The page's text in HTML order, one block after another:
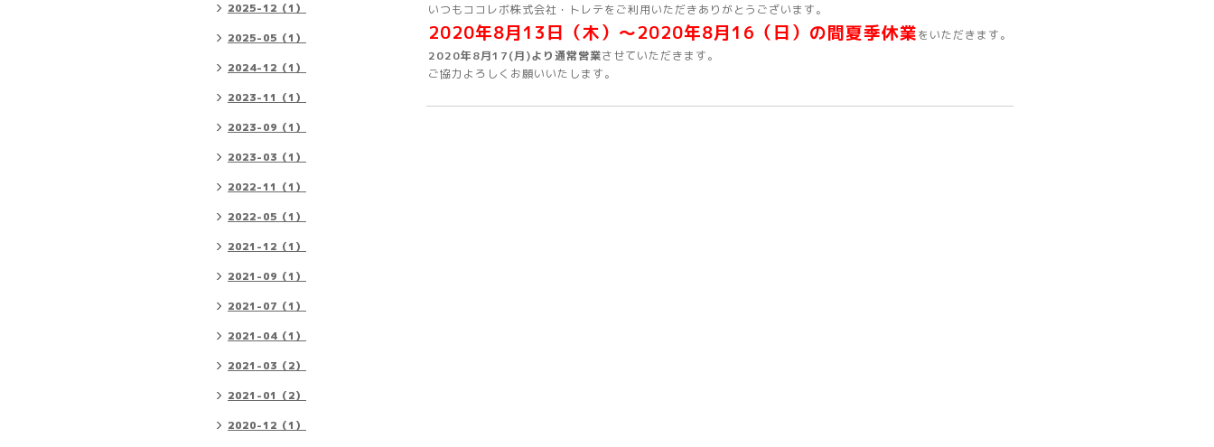
いつもココレボ株式会社・トレテをご利用いただきありがとうございます。
2020年8月13日（木）～2020年8月16（日）の間夏季休業をいただきます。
2020年8月17(月)より通常営業させていただきます。
ご協力よろしくお願いいたします。
2025-12（1）
2025-05（1）
2024-12（1）
2023-11（1）
2023-09（1）
2023-03（1）
2022-11（1）
2022-05（1）
2021-12（1）
2021-09（1）
2021-07（1）
2021-04（1）
2021-03（2）
2021-01（2）
2020-12（1）